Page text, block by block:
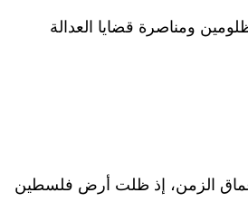
ومناصرة قضايا العدالة
أعماق الزمن، إذ ظلت أرض فلسطين